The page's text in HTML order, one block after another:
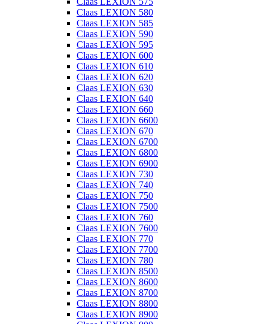
Claas LEXION 580
Claas LEXION 585
Claas LEXION 590
Claas LEXION 595
Claas LEXION 600
Claas LEXION 610
Claas LEXION 620
Claas LEXION 630
Claas LEXION 640
Claas LEXION 660
Claas LEXION 6600
Claas LEXION 670
Claas LEXION 6700
Claas LEXION 6800
Claas LEXION 6900
Claas LEXION 730
Claas LEXION 740
Claas LEXION 750
Claas LEXION 7500
Claas LEXION 760
Claas LEXION 7600
Claas LEXION 770
Claas LEXION 7700
Claas LEXION 780
Claas LEXION 8500
Claas LEXION 8600
Claas LEXION 8700
Claas LEXION 8800
Claas LEXION 8900